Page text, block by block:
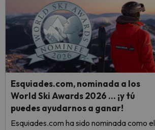
Esquiades.com, nominada a los
World Ski Awards 2026 … ¡y tú
puedes ayudarnos a ganar!
Esquiades.com ha sido nominada como el